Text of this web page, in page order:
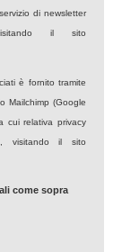
di newsletter
il sito
è fornito tramite
Mailchimp (Google
cui relativa privacy
visitando il sito
come sopra